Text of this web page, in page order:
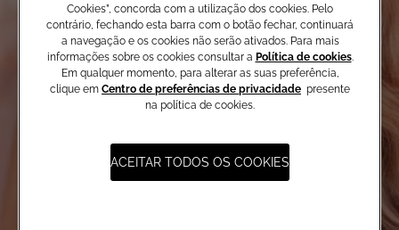
Cookies”, concorda com a utilização dos cookies. Pelo
contrário, fechando esta barra com o botão fechar, continuará
a navegação e os cookies não serão ativados. Para mais
informações sobre os cookies consultar a Política de cookies.
Em qualquer momento, para alterar as suas preferência,
clique em Centro de preferências de privacidade presente
na política de cookies.
ACEITAR TODOS OS COOKIES